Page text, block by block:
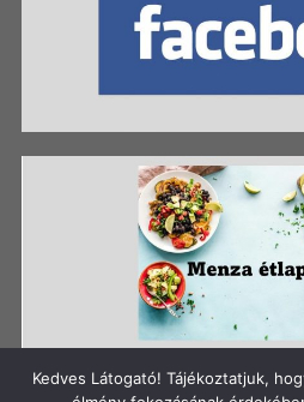
Kedves Látogató! Tájékoztatjuk,